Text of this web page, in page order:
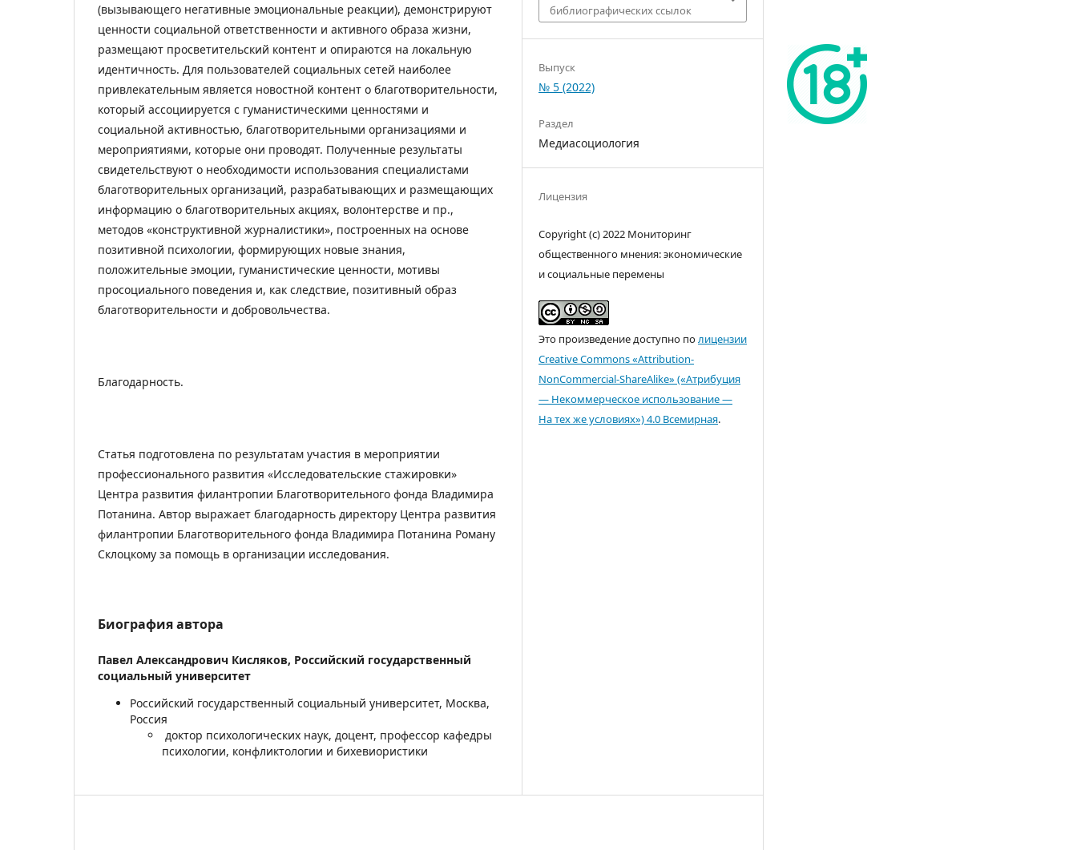
(вызывающего негативные эмоциональные реакции), демонстрируют
ценности социальной ответственности и активного образа жизни,
размещают просветительский контент и опираются на локальную
идентичность. Для пользователей социальных сетей наиболее
привлекательным является новостной контент о благотворительности,
который ассоциируется с гуманистическими ценностями и
социальной активностью, благотворительными организациями и
мероприятиями, которые они проводят. Полученные результаты
свидетельствуют о необходимости использования специалистами
благотворительных организаций, разрабатывающих и размещающих
информацию о благотворительных акциях, волонтерстве и пр.,
методов «конструктивной журналистики», построенных на основе
позитивной психологии, формирующих новые знания,
положительные эмоции, гуманистические ценности, мотивы
просоциального поведения и, как следствие, позитивный образ
благотворительности и добровольчества.
Благодарность.
Статья подготовлена по результатам участия в мероприятии
профессионального развития «Исследовательские стажировки»
Центра развития филантропии Благотворительного фонда Владимира
Потанина. Автор выражает благодарность директору Центра развития
филантропии Благотворительного фонда Владимира Потанина Роману
Склоцкому за помощь в организации исследования.
Биография автора
Павел Александрович Кисляков, Российский государственный
социальный университет
Российский государственный социальный университет, Москва,
Россия
доктор психологических наук, доцент, профессор кафедры
психологии, конфликтологии и бихевиористики
библиографических ссылок
Выпуск
№ 5 (2022)
Раздел
Медиасоциология
Лицензия
Copyright (c) 2022 Мониторинг
общественного мнения: экономические
и социальные перемены
Это произведение доступно полицензии
Creative Commons «Attribution-
NonCommercial-ShareAlike» («Атрибуция
— Некоммерческое использование —
На тех же условиях») 4.0 Всемирная.